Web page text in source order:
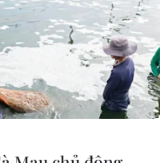
hoa vào